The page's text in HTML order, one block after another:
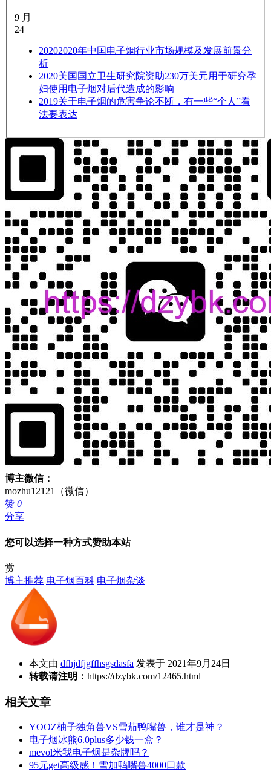
9 月
24
20202020年中国电子烟行业市场规模及发展前景分
析
2020美国国立卫生研究院资助230万美元用于研究孕
妇使用电子烟对后代造成的影响
2019关于电子烟的危害争论不断，有一些“个人”看
法要表达
博主微信：
mozhu12121（微信）
赞 0
分享
您可以选择一种方式赞助本站
赏
博主推荐 电子烟百科 电子烟杂谈
本文由 dfhjdfjgffhsgsdasfa 发表于 2021年9月24日
转载请注明： https://dzybk.com/12465.html
相关文章
YOOZ柚子独角兽VS雪茄鸭嘴兽，谁才是神？
电子烟冰熊6.0plus多少钱一盒？
mevol米我电子烟是杂牌吗？
95元get高级感！雪加鸭嘴兽4000口款